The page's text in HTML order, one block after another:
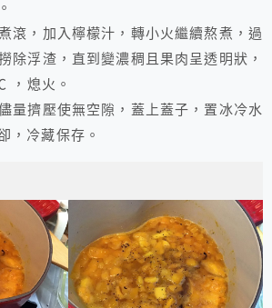
滾，加入檸檬汁，轉小火繼續熬煮，過
除浮渣，直到變濃稠且果肉呈透明狀，
，熄火。
量擠壓使無空隙，蓋上蓋子，置冰冷水
，冷藏保存。